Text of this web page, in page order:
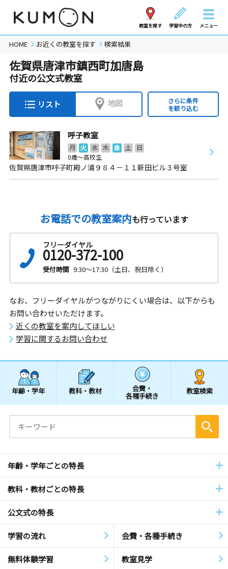
教室を探す 学習中の方 メニュー
HOME お近くの教室を探す 検索結果
佐賀県唐津市鎮西町加唐島
付近の公文式教室
リスト 地図
さらに条件
を絞り込む
呼子教室
月 火 水 木 金 土
日
0歳～高校生
佐賀県唐津市呼子町殿ノ浦９８４－１１新田ビル３号室
お電話での教室案内も行っています
フリーダイヤル
0120-372-100
受付時間 9:30～17:30（土日、祝日除く）
なお、フリーダイヤルがつながりにくい場合は、以下からも
お問い合わせいただけます。
近くの教室を案内してほしい
学習に関するお問い合わせ
年齢・学年 教科・教材 会費・
各種手続き
教室検索
年齢・学年ごとの特長
教科・教材ごとの特長
公文式の特長
学習の流れ 会費・各種手続き
無料体験学習 教室見学